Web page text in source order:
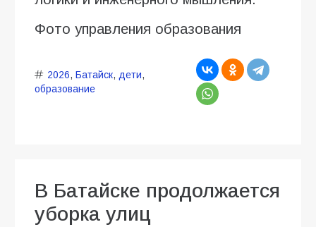
Фото управления образования
2026, Батайск, дети,
образование
В Батайске продолжается
уборка улиц